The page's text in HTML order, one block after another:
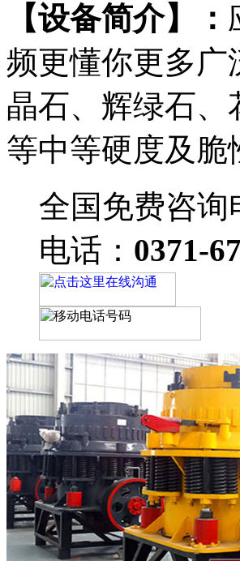
【设备简介】：
频更懂你更多广
晶石、辉绿石
等中等硬度及
全国免费咨询
电话： 0371-